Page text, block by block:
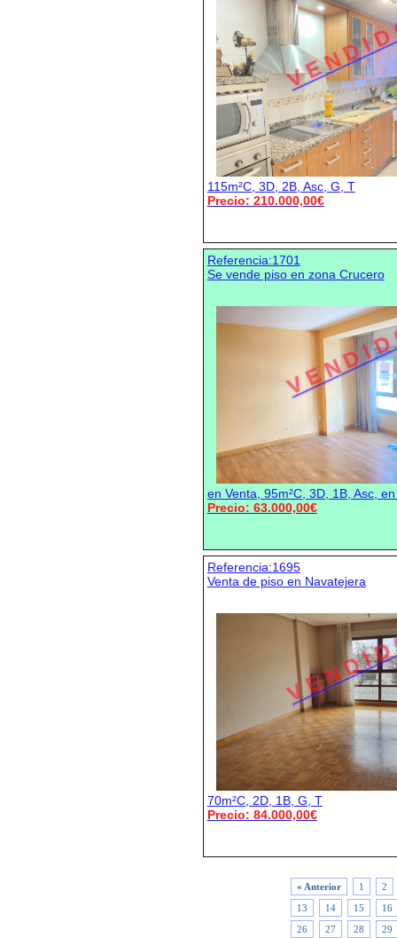
V E N D I
115m²C, 3D, 2B, Asc, G, T
Precio: 210.000,00€
Referencia:1701
Se vende piso en zona Crucero
V E N D I
en Venta, 95m²C, 3D, 1B, Asc,
Precio: 63.000,00€
Referencia:1695
Venta de piso en Navatejera
V E N D I
70m²C, 2D, 1B, G, T
Precio: 84.000,00€
« Anterior 1
2
13
14 15
16
26
27 28
29